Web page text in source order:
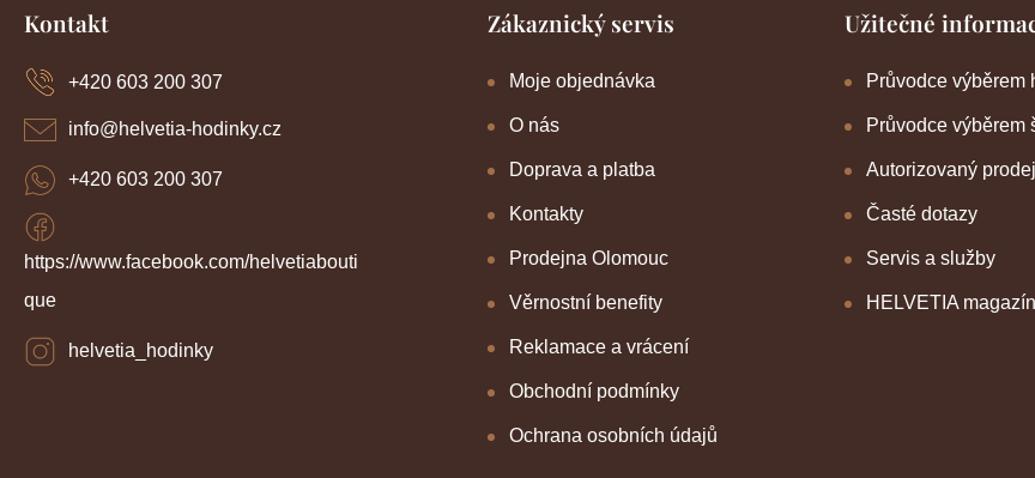
Kontakt
info@helvetia-hodinky.cz
+420 603 200 307
https://www.facebook.com/helvetiabouti
que
helvetia_hodinky
+420 603 200 307
Zákaznický servis
Moje objednávka
O nás
Doprava a platba
Kontakty
Prodejna Olomouc
Věrnostní benefity
Reklamace a vrácení
Obchodní podmínky
Ochrana osobních údajů
Užitečné
Průvodce výběrem
Průvodce výběrem
Autorizovaný
Časté dotazy
Servis a služby
HELVETIA magazín